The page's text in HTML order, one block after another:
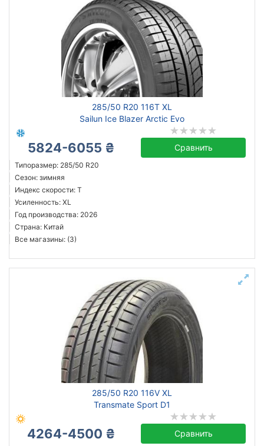
285/50 R20 116T XL
Sailun Ice Blazer Arctic Evo
5824-6055 ₴ Сравнить
Типоразмер: 285/50 R20
Сезон: зимняя
Индекс скорости: T
Усиленность: XL
Год производства: 2026
Страна: Китай
Все магазины: (3)
285/50 R20 116V XL
Transmate Sport D1
4264-4500 ₴ Сравнить